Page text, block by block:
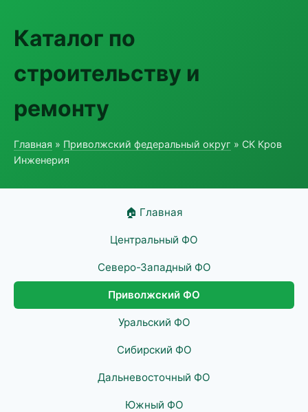
Каталог по
строительству и
ремонту
Главная » Приволжский федеральный округ » СК Кров
Инженерия
🏠 Главная
Центральный ФО
Северо-Западный ФО
Приволжский ФО
Уральский ФО
Сибирский ФО
Дальневосточный ФО
Южный ФО